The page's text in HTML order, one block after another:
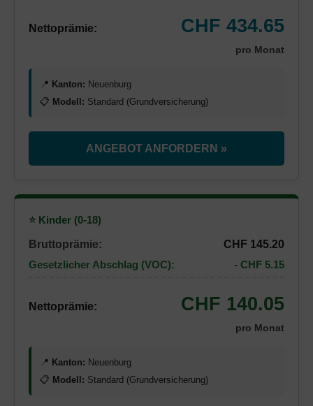
Nettoprämie: CHF 434.65
pro Monat
📍 Kanton: Neuenburg
📋 Modell: Standard (Grundversicherung)
ANGEBOT ANFORDERN »
⭐ Kinder (0-18)
Bruttoprämie:
CHF 145.20
Gesetzlicher Abschlag (VOC):
- CHF 5.15
Nettoprämie: CHF 140.05
pro Monat
📍 Kanton: Neuenburg
📋 Modell: Standard (Grundversicherung)